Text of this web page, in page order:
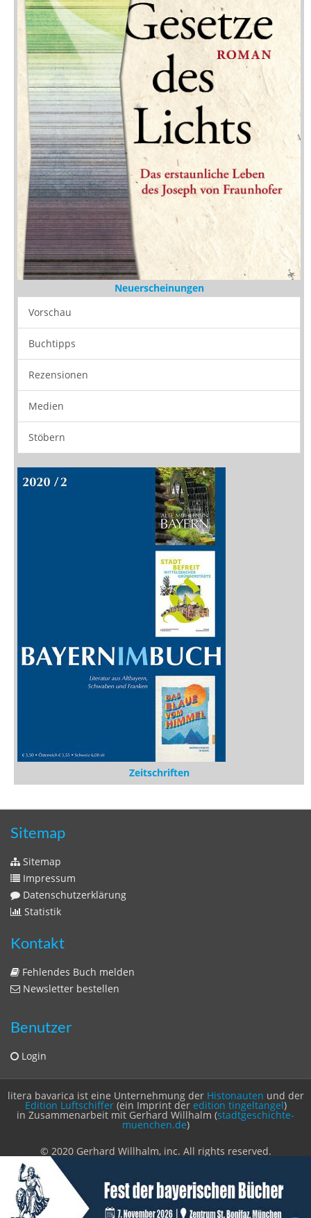
Neuerscheinungen
Vorschau
Buchtipps
Rezensionen
Medien
Stöbern
Zeitschriften
Sitemap
Sitemap
Impressum
Datenschutzerklärung
Statistik
Kontakt
Fehlendes Buch melden
Newsletter bestellen
Benutzer
Login
litera bavarica ist eine Unternehmung der Histonauten und der
Edition Luftschiffer(ein Imprint deredition tingeltangel)
in Zusammenarbeit mit Gerhard Willhalm (stadtgeschichte-
muenchen.de)
© 2020 Gerhard Willhalm, inc. All rights reserved.